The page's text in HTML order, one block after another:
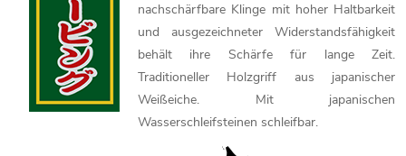
nachschärfbare Klinge mit hoher Haltbarkeit
und ausgezeichneter Widerstandsfähigkeit
behält ihre Schärfe für lange Zeit.
Traditioneller Holzgriff aus japanischer
Weißeiche. Mit japanischen
Wasserschleifsteinen schleifbar.